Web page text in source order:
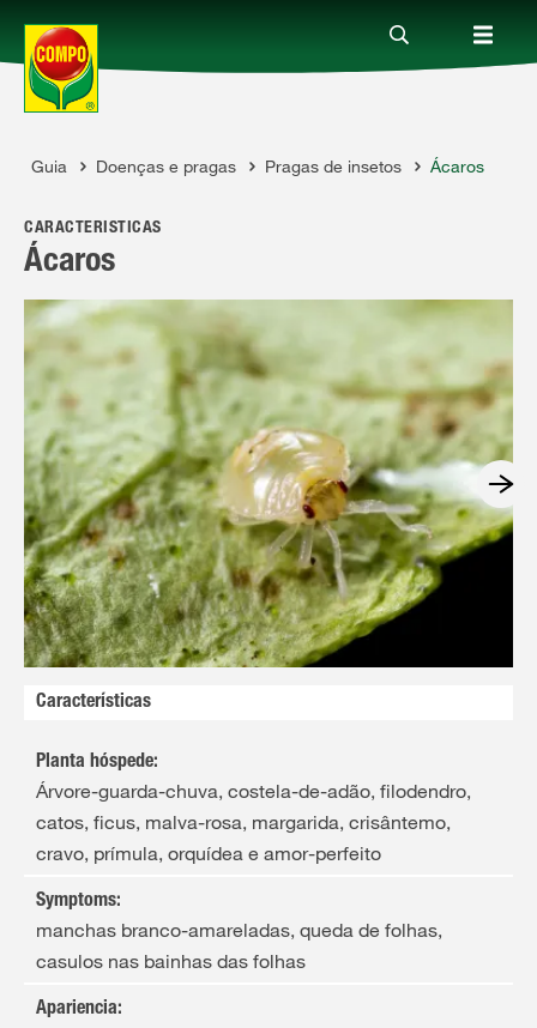
Produtos
Guia
Serviço
Quem somos
Guia Doenças e pragas Pragas de insetos Ácaros
CARACTERÍSTICAS
Ácaros
Características
Planta hóspede:
Árvore-guarda-chuva, costela-de-adão, filodendro,
catos, ficus, malva-rosa, margarida, crisântemo,
cravo, prímula, orquídea e amor-perfeito
Symptoms:
manchas branco-amareladas, queda de folhas,
casulos nas bainhas das folhas
Apariencia: